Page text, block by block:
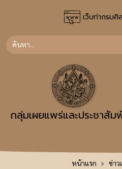
เว็บท่ากรมศิ
กลุ่มเผยแพร่และประชาสั
หน้าแรก ข่าว